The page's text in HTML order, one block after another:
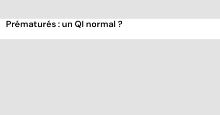
Prématurés : un QI normal ?